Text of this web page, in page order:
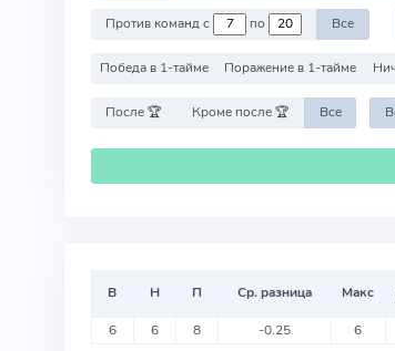
Против команд с по Все
Победа в 1-тайме Поражение в 1-тайме
После 🏆 Кроме после 🏆 Все
В Н П Ср. разница Макс
6 6 8 -0.25 6